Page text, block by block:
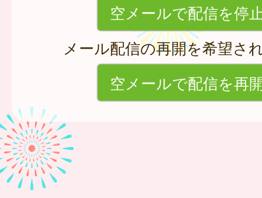
空メールで配信を停
メール配信の再開を希望さ
空メールで配信を再